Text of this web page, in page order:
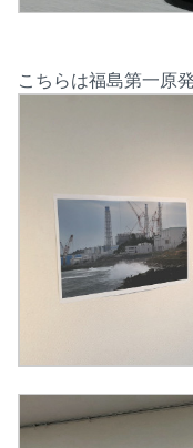
こちらは福島第一原